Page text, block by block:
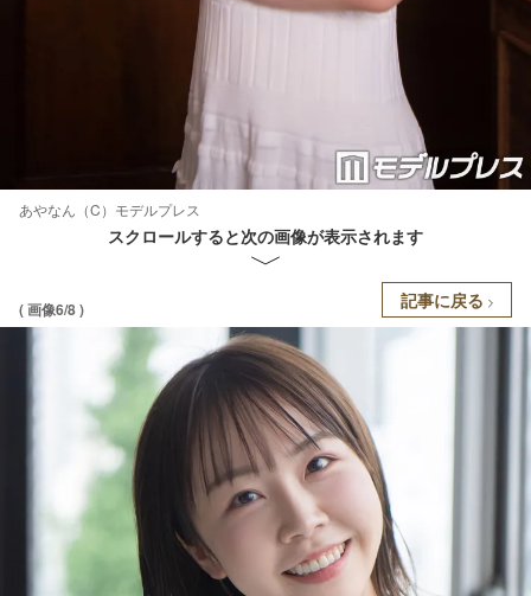
あやなん（C）モデルプレス
スクロールすると次の画像が表示されます
( 画像6/8 ) 記事に戻る